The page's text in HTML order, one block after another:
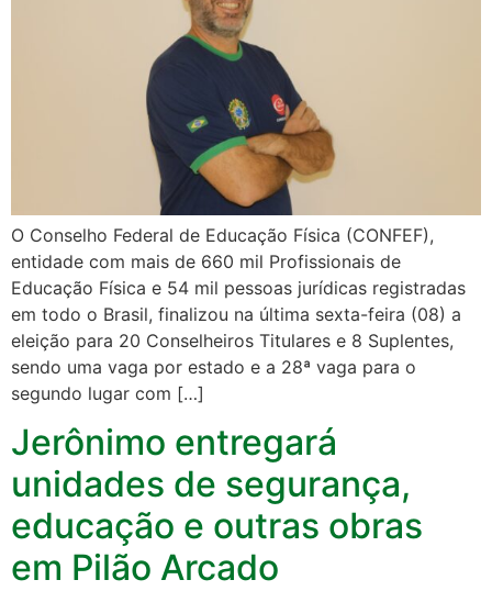
O Conselho Federal de Educação Física (CONFEF),
entidade com mais de 660 mil Profissionais de
Educação Física e 54 mil pessoas jurídicas registradas
em todo o Brasil, finalizou na última sexta-feira (08) a
eleição para 20 Conselheiros Titulares e 8 Suplentes,
sendo uma vaga por estado e a 28ª vaga para o
segundo lugar com […]
Jerônimo entregará
unidades de segurança,
educação e outras obras
em Pilão Arcado